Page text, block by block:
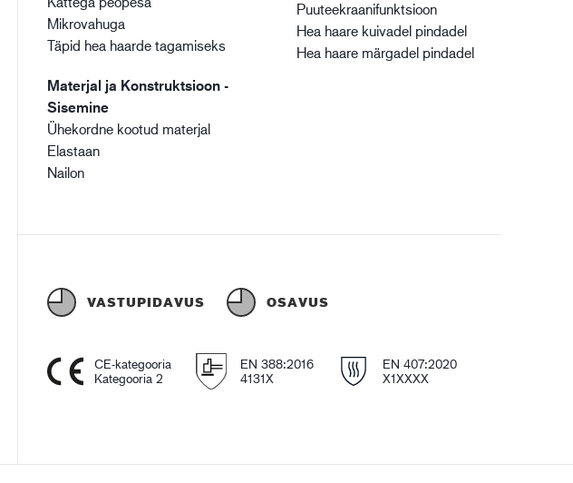
Mikrovahuga
Täpid hea haarde tagamiseks
Materjal ja Konstruktsioon -
Sisemine
Ühekordne kootud materjal
Elastaan
Nailon
Puuteekraanifunktsioon
Hea haare kuivadel pindadel
Hea haare märgadel pindadel
VASTUPIDAVUS OSAVUS
CE-kategooria
Kategooria 2
EN 388:2016
4131X
EN 407:2020
X1XXXX